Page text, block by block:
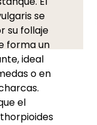
se
su follaje
forma un
ideal
o en
el